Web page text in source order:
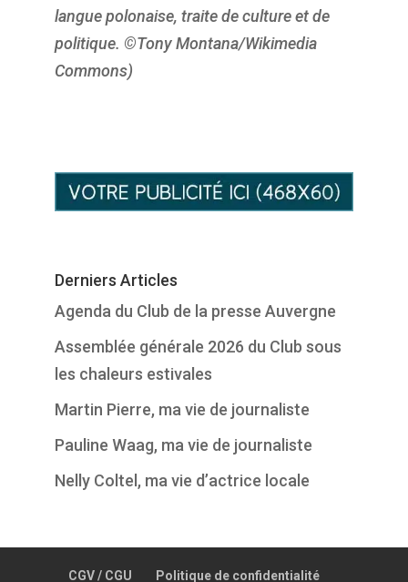
langue polonaise, traite de culture et de
politique. ©Tony Montana/Wikimedia
Commons)
Derniers Articles
Agenda du Club de la presse Auvergne
Assemblée générale 2026 du Club sous
les chaleurs estivales
Martin Pierre, ma vie de journaliste
Pauline Waag, ma vie de journaliste
Nelly Coltel, ma vie d’actrice locale
CGV / CGU Politique de confidentialité